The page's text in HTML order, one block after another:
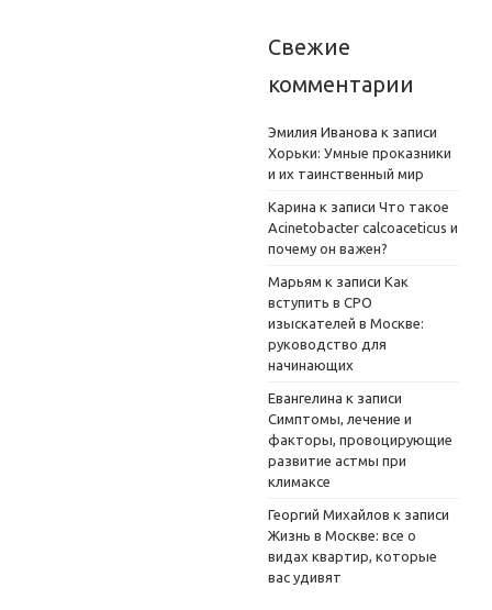
Свежие
комментарии
Эмилия Иванова к записи
Хорьки: Умные проказники
и их таинственный мир
Карина к записи Что такое
Acinetobacter calcoaceticus и
почему он важен?
Марьям к записи Как
вступить в СРО
изыскателей в Москве:
руководство для
начинающих
Евангелина к записи
Симптомы, лечение и
факторы, провоцирующие
развитие астмы при
климаксе
Георгий Михайлов к записи
Жизнь в Москве: все о
видах квартир, которые
вас удивят